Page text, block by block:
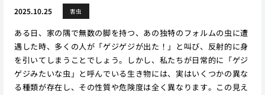
2025.10.25 害虫
ある日、家の隅で無数の脚を持つ、あの独特のフォルムの虫に遭
遇した時、多くの人が「ゲジゲジが出た！」と叫び、反射的に身
を引いてしまうことでしょう。しかし、私たちが日常的に「ゲジ
ゲジみたいな虫」と呼んでいる生き物には、実はいくつかの異な
る種類が存在し、その性質や危険度は全く異なります。この見え